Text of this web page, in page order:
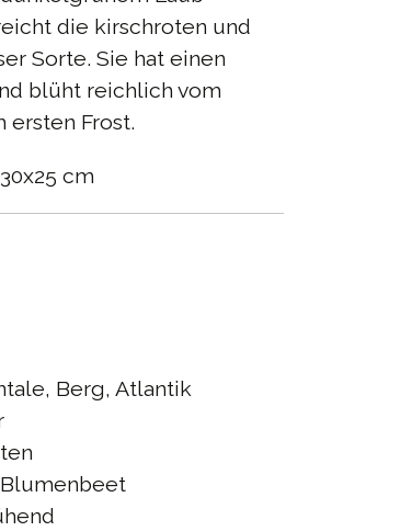
die kirschroten und
Sorte. Sie hat einen
blüht reichlich vom
ersten Frost.
cm
Berg, Atlantik